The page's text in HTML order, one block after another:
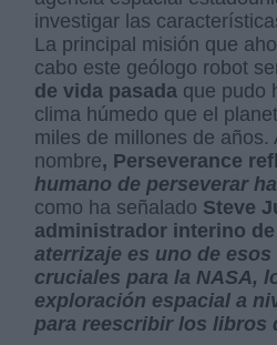
investigar las
La principal misión que
cabo este geólogo robot
de vida pasada que pudo
clima húmedo que el
miles de millones de años.
nombre, Perseverance
humano de perseverar
como ha señalado Steve
administrador interino de
aterrizaje es uno de
cruciales para la NASA,
exploración espacial a
para reescribir los libros